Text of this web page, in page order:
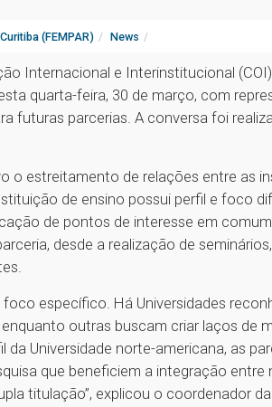
Curitiba (FEMPAR) News
Internacional e Interinstitucional
quarta-feira, 30 de março, com
futuras parcerias. A conversa foi
o estreitamento de relações entre as
de ensino possui perfil e foco
de pontos de interesse em
desde a realização de
foco específico. Há Universidades
outras buscam criar laços de
da Universidade norte-americana, as
que beneficiem a integração
titulação”, explicou o coordenador